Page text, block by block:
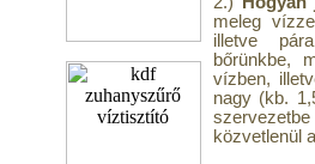
meleg
illetve
bőrünkbe,
vízben,
nagy (kb.
közvetlenül